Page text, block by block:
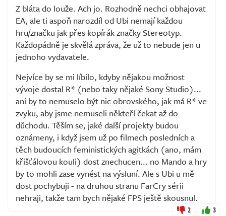
Z bláta do louže. Ach jo. Rozhodně nechci obhajovat
EA, ale ti aspoň narozdíl od Ubi nemají každou
hru/značku jak přes kopírák značky Stereotyp.
Každopádně je skvělá zpráva, že už to nebude jen u
jednoho vydavatele.
Nejvíce by se mi líbilo, kdyby nějakou možnost
vývoje dostal R* (nebo taky nějaké Sony Studio)...
ani by to nemuselo být nic obrovského, jak má R* ve
zvyku, aby jsme nemuseli někteří čekat až do
důchodu. Těším se, jaké další projekty budou
oznámeny, i když jsem už po filmech posledních a
těch budoucích feministických agitkách (ano, mám
křišťálovou kouli) dost znechucen... no Mando a hry
by to mohli zase vynést na výsluní. Ale s Ubi u mě
dost pochybuji - na druhou stranu FarCry sérii
nehraji, takže tam bych nějaké FPS ještě skousnul.
2 3